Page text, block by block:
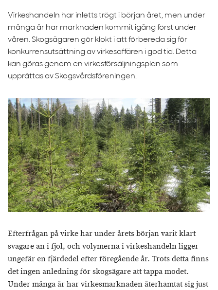
Virkeshandeln har inletts trögt i början året, men under
många år har marknaden kommit igång först under
våren. Skogsägaren gör klokt i att förbereda sig för
konkurrensutsättning av virkesaffären i god tid. Detta
kan göras genom en virkesförsäljningsplan som
upprättas av Skogsvårdsföreningen.
Efterfrågan på virke har under årets början varit klart
svagare än i fjol, och volymerna i virkeshandeln ligger
ungefär en fjärdedel efter föregående år. Trots detta finns
det ingen anledning för skogsägare att tappa modet.
Under många år har virkesmarknaden återhämtat sig just